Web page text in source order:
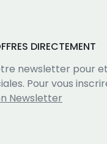
DIRECTEMENT
newsletter pour
Pour vous
Newsletter